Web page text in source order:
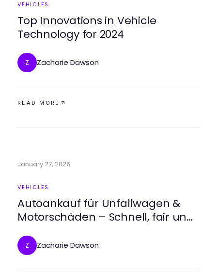
VEHICLES
Top Innovations in Vehicle
Technology for 2024
Z Zacharie Dawson
READ MORE
January 27, 2026
VEHICLES
Autoankauf für Unfallwagen &
Motorschäden – Schnell, fair und
Z Zacharie Dawson